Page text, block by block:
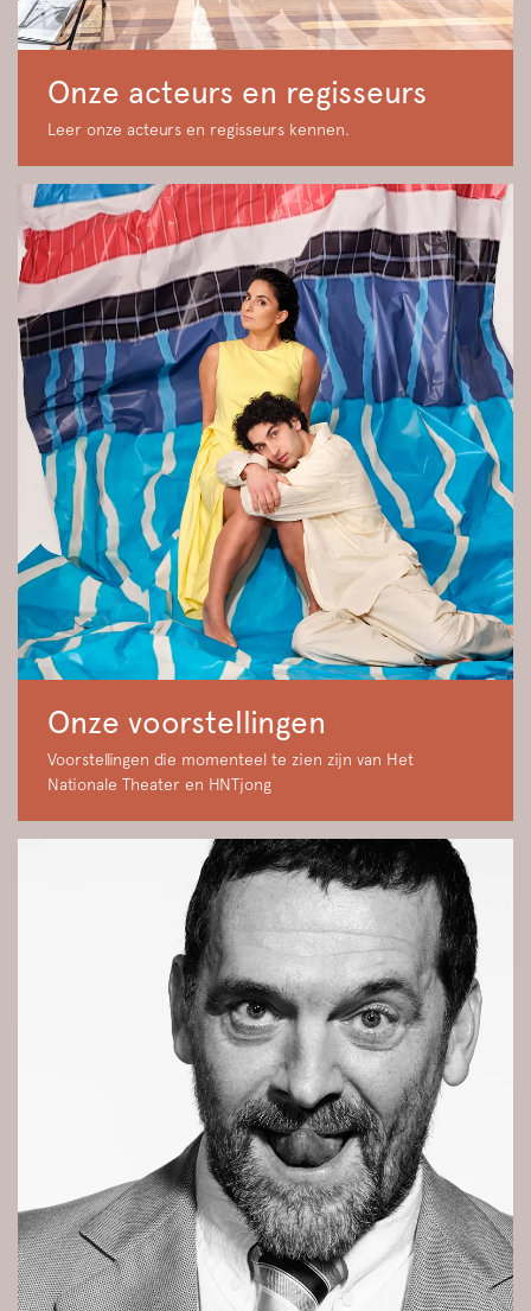
Onze acteurs en regisseurs
Leer onze acteurs en regisseurs kennen.
Onze voorstellingen
Voorstellingen die momenteel te zien zijn van Het
Nationale Theater en HNTjong